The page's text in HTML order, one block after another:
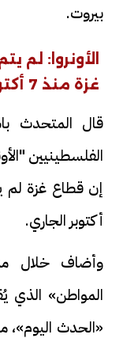
بيروت.
الأونروا: لم
غزة منذ 7 أكتوبر
قال المتحدث
الفلسطينيين
إن قطاع غزة لم
أكتوبر الجاري.
وأضاف خلال
المواطن» الذي
«الحدث اليوم»،